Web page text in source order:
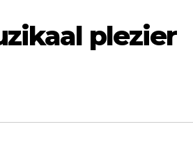
plezier